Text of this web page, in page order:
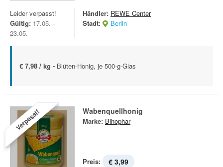
Leider verpasst!
Gültig: 17.05. -
23.05.
Händler: REWE Center
Stadt:
Berlin
€ 7,98 / kg - Blüten-Honig, je 500-g-Glas
Verpasst! Wabenquellhonig
Marke: Bihophar
Preis: € 3,99